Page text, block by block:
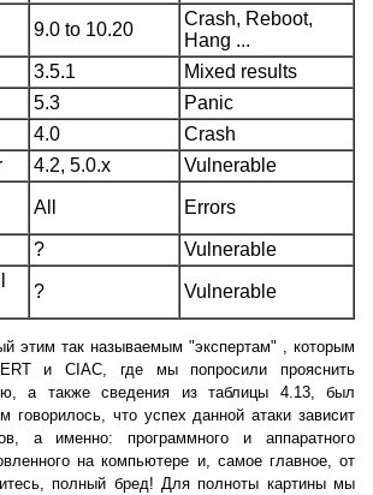
9.0 to 10.20
Crash, Reboot,
Hang ...
3.5.1
Mixed results
5.3
Panic
4.0
Crash
4.2, 5.0.x
Vulnerable
All Errors
?
Vulnerable
? Vulnerable
этим так называемым "экспертам" , которым
и CIAC, где мы попросили прояснить
а также сведения из таблицы 4.13, был
говорилось, что успех данной атаки зависит
а именно: программного и аппаратного
на компьютере и, самое главное, от
полный бред! Для полноты картины мы